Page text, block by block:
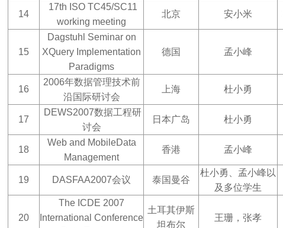
14
17th ISO TC45/SC11
working meeting
北京 安小米
15
Dagstuhl Seminar on
XQuery Implementation
Paradigms
德国 孟小峰
16
2006年数据管理技术前
沿国际研讨会
上海 杜小勇
17
DEWS2007数据工程研
讨会
日本广岛 杜小勇
18
Web and MobileData
Management
香港 孟小峰
19 DASFAA2007会议 泰国曼谷
杜小勇、孟小峰以
及多位学生
20
The ICDE 2007
International Conference
土耳其伊斯
坦布尔
王珊，张孝